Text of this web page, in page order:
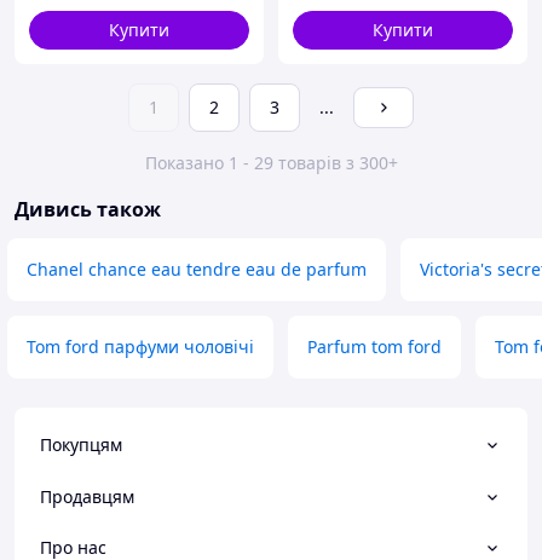
Купити Купити
1 2 3 ...
Показано 1 - 29 товарів з 300+
Дивись також
Chanel chance eau tendre eau de parfum Victoria's
Tom ford парфуми чоловічі Parfum tom ford Tom
Покупцям
Продавцям
Про нас